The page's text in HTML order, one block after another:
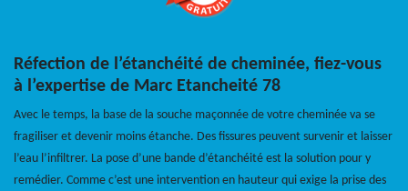
Réfection de l’étanchéité de cheminée, fiez-vous
à l’expertise de Marc Etancheité 78
Avec le temps, la base de la souche maçonnée de votre cheminée va se
fragiliser et devenir moins étanche. Des fissures peuvent survenir et laisser
l’eau l’infiltrer. La pose d’une bande d’étanchéité est la solution pour y
remédier. Comme c’est une intervention en hauteur qui exige la prise des